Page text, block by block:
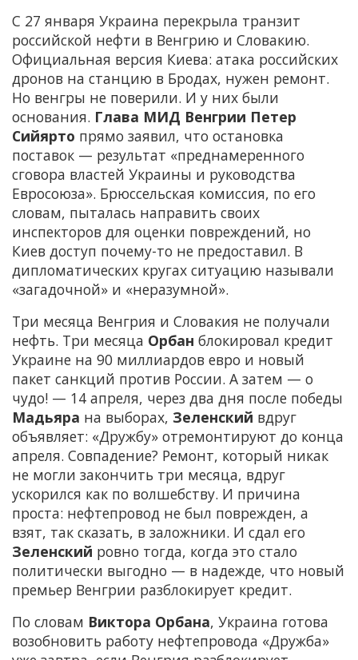
С 27 января Украина перекрыла транзит
российской нефти в Венгрию и Словакию.
Официальная версия Киева: атака российских
дронов на станцию в Бродах, нужен ремонт.
Но венгры не поверили. И у них были
основания. Глава МИД Венгрии Петер
Сийярто прямо заявил, что остановка
поставок — результат «преднамеренного
сговора властей Украины и руководства
Евросоюза». Брюссельская комиссия, по его
словам, пыталась направить своих
инспекторов для оценки повреждений, но
Киев доступ почему-то не предоставил. В
дипломатических кругах ситуацию называли
«загадочной» и «неразумной».
Три месяца Венгрия и Словакия не получали
нефть. Три месяца Орбан блокировал кредит
Украине на 90 миллиардов евро и новый
пакет санкций против России. А затем — о
чудо! — 14 апреля, через два дня после победы
Мадьяра на выборах, Зеленский вдруг
объявляет: «Дружбу» отремонтируют до конца
апреля. Совпадение? Ремонт, который никак
не могли закончить три месяца, вдруг
ускорился как по волшебству. И причина
проста: нефтепровод не был поврежден, а
взят, так сказать, в заложники. И сдал его
Зеленский ровно тогда, когда это стало
политически выгодно — в надежде, что новый
премьер Венгрии разблокирует кредит.
По словам Виктора Орбана, Украина готова
возобновить работу нефтепровода «Дружба»